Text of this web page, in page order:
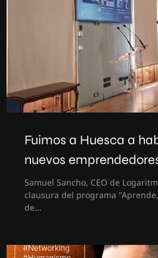
Fuimos a Huesca a
nuevos
Samuel Sancho, CEO de
clausura del programa
de...